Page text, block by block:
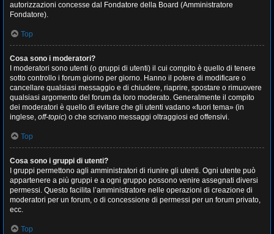
autorizzazioni concesse dal Fondatore della Board (Amministratore
Fondatore).
Top
Cosa sono i moderatori?
I moderatori sono utenti (o gruppi di utenti) il cui compito è quello di tenere
sotto controllo i forum giorno per giorno. Hanno il potere di modificare o
cancellare qualsiasi messaggio e di chiudere, riaprire, spostare o rimuovere
qualsiasi argomento del forum da loro moderato. Generalmente il compito
dei moderatori è quello di evitare che gli utenti vadano «fuori tema» (in
inglese, off-topic) o che scrivano messaggi oltraggiosi ed offensivi.
Top
Cosa sono i gruppi di utenti?
I gruppi permettono agli amministratori di riunire gli utenti. Ogni utente può
appartenere a più gruppi e a ogni gruppo possono venire assegnati diversi
permessi. Questo facilita l’amministratore nelle operazioni di creazione di
moderatori per un forum, o di concessione di permessi per un forum privato,
ecc.
Top